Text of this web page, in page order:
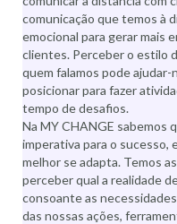
comunicação que temos à
emocional para gerar mais
clientes. Perceber o estilo
quem falamos pode
posicionar para fazer
tempo de desafios.
Na MY CHANGE sabemos
imperativa para o sucesso,
melhor se adapta. Temos
perceber qual a realidade
consoante as
das nossas ações,